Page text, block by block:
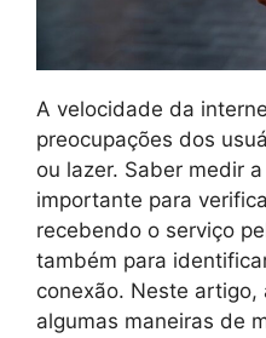
A velocidade da
preocupações dos
ou lazer. Saber medir
importante para
recebendo o serviço
também para
conexão. Neste artigo,
algumas maneiras de